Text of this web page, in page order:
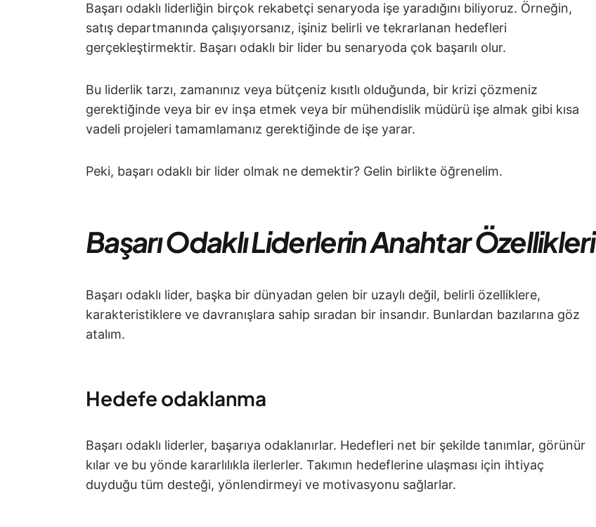
Başarı odaklı liderliğin birçok rekabetçi senaryoda işe yaradığını biliyoruz. Örneğin,
satış departmanında çalışıyorsanız, işiniz belirli ve tekrarlanan hedefleri
gerçekleştirmektir. Başarı odaklı bir lider bu senaryoda çok başarılı olur.
Bu liderlik tarzı, zamanınız veya bütçeniz kısıtlı olduğunda, bir krizi çözmeniz
gerektiğinde veya bir ev inşa etmek veya bir mühendislik müdürü işe almak gibi kısa
vadeli projeleri tamamlamanız gerektiğinde de işe yarar.
Peki, başarı odaklı bir lider olmak ne demektir? Gelin birlikte öğrenelim.
Başarı Odaklı Liderlerin Anahtar Özellikleri
Başarı odaklı lider, başka bir dünyadan gelen bir uzaylı değil, belirli özelliklere,
karakteristiklere ve davranışlara sahip sıradan bir insandır. Bunlardan bazılarına göz
atalım.
Hedefe odaklanma
Başarı odaklı liderler, başarıya odaklanırlar. Hedefleri net bir şekilde tanımlar, görünür
kılar ve bu yönde kararlılıkla ilerlerler. Takımın hedeflerine ulaşması için ihtiyaç
duyduğu tüm desteği, yönlendirmeyi ve motivasyonu sağlarlar.